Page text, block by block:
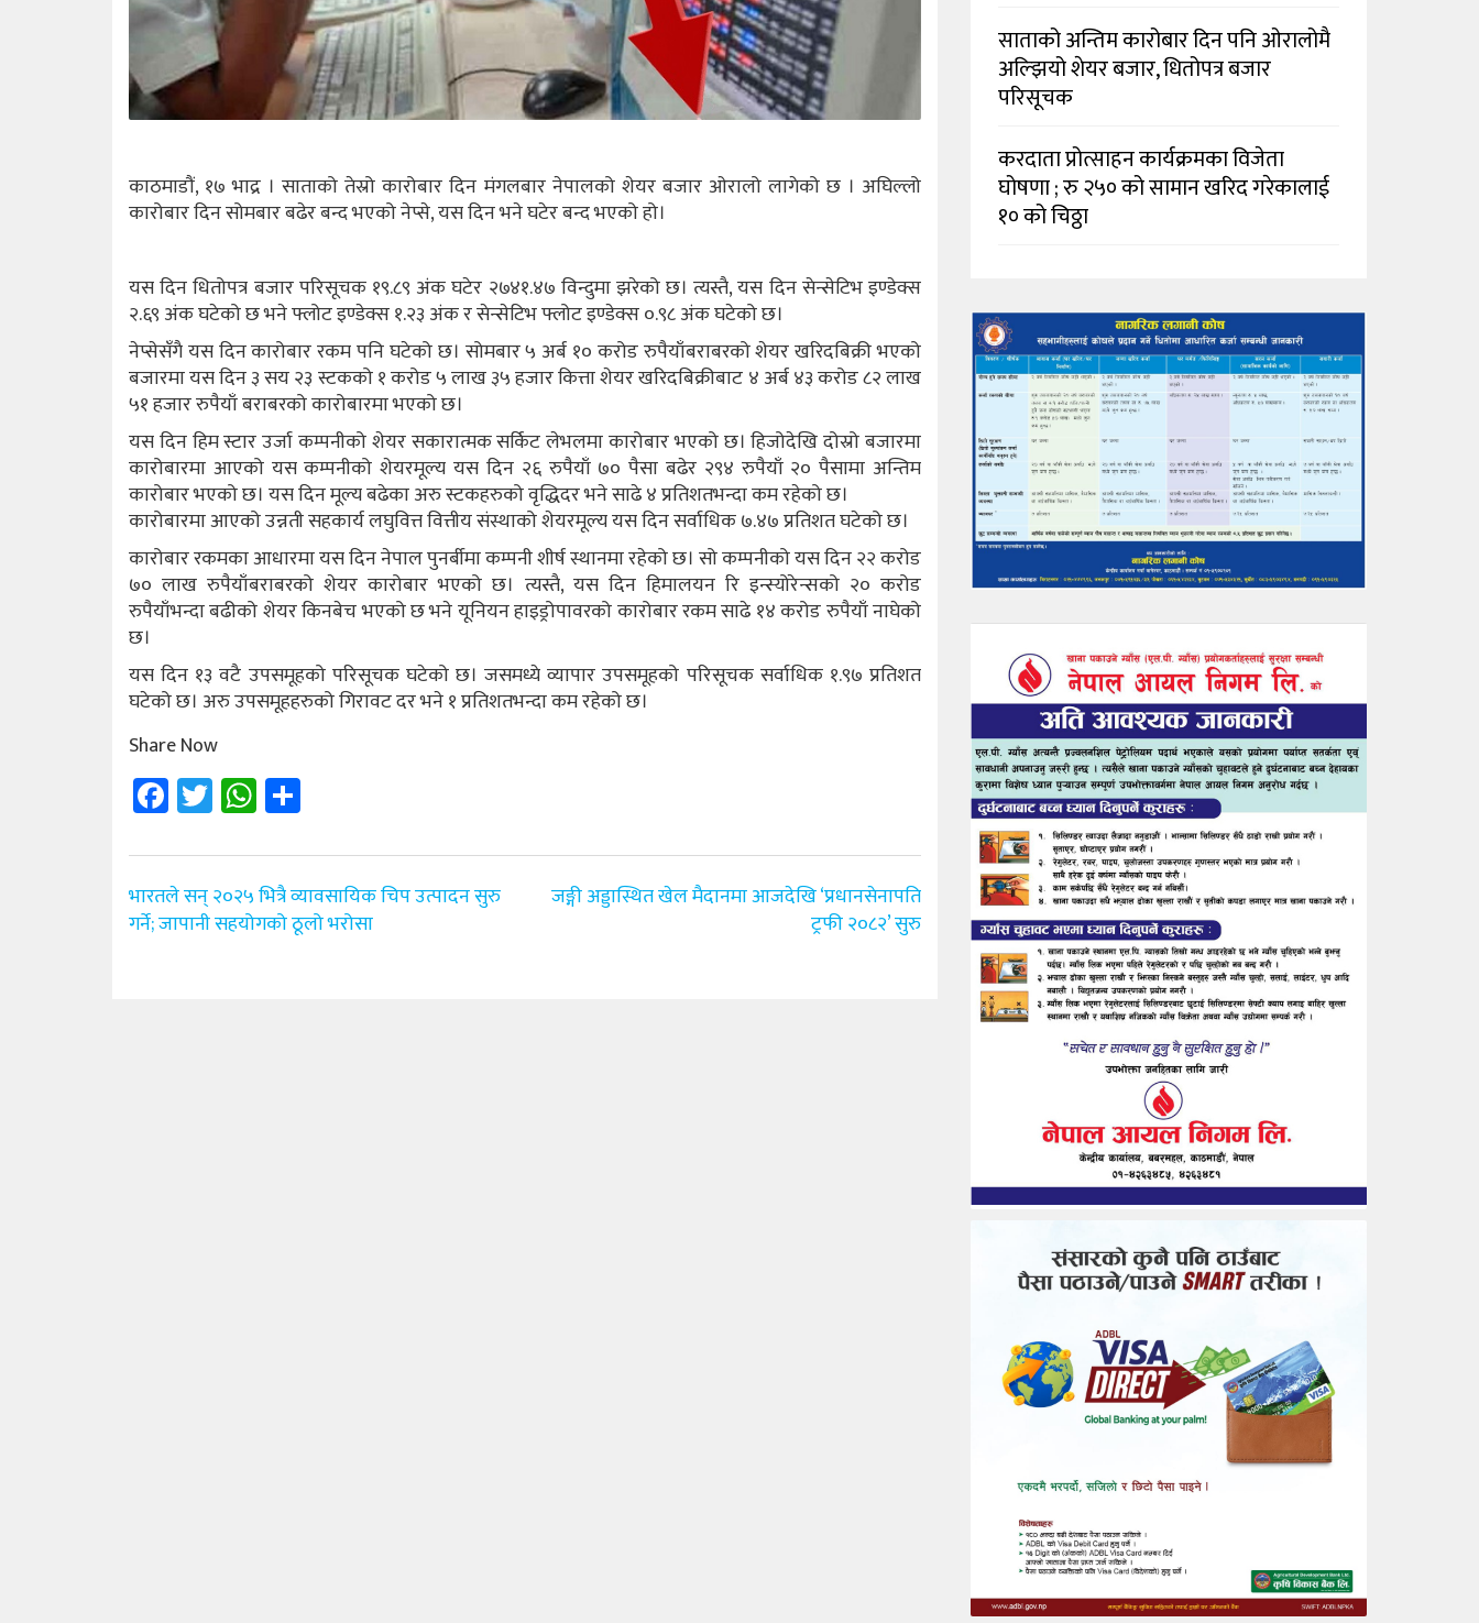
काठमाडौं, १७ भाद्र । साताको तेस्रो कारोबार दिन मंगलबार नेपालको शेयर बजार ओरालो लागेको छ । अघिल्लो
कारोबार दिन सोमबार बढेर बन्द भएको नेप्से, यस दिन भने घटेर बन्द भएको हो।
यस दिन धितोपत्र बजार परिसूचक १९.८९ अंक घटेर २७४१.४७ विन्दुमा झरेको छ। त्यस्तै, यस दिन सेन्सेटिभ इण्डेक्स
२.६९ अंक घटेको छ भने फ्लोट इण्डेक्स १.२३ अंक र सेन्सेटिभ फ्लोट इण्डेक्स ०.९८ अंक घटेको छ।
नेप्सेसँगै यस दिन कारोबार रकम पनि घटेको छ। सोमबार ५ अर्ब १० करोड रुपैयाँबराबरको शेयर खरिदबिक्री भएको
बजारमा यस दिन ३ सय २३ स्टकको १ करोड ५ लाख ३५ हजार कित्ता शेयर खरिदबिक्रीबाट ४ अर्ब ४३ करोड ८२ लाख
५१ हजार रुपैयाँ बराबरको कारोबारमा भएको छ।
यस दिन हिम स्टार उर्जा कम्पनीको शेयर सकारात्मक सर्किट लेभलमा कारोबार भएको छ। हिजोदेखि दोस्रो बजारमा
कारोबारमा आएको यस कम्पनीको शेयरमूल्य यस दिन २६ रुपैयाँ ७० पैसा बढेर २९४ रुपैयाँ २० पैसामा अन्तिम
कारोबार भएको छ। यस दिन मूल्य बढेका अरु स्टकहरुको वृद्धिदर भने साढे ४ प्रतिशतभन्दा कम रहेको छ।
कारोबारमा आएको उन्नती सहकार्य लघुवित्त वित्तीय संस्थाको शेयरमूल्य यस दिन सर्वाधिक ७.४७ प्रतिशत घटेको छ।
कारोबार रकमका आधारमा यस दिन नेपाल पुनर्बीमा कम्पनी शीर्ष स्थानमा रहेको छ। सो कम्पनीको यस दिन २२ करोड
७० लाख रुपैयाँबराबरको शेयर कारोबार भएको छ। त्यस्तै, यस दिन हिमालयन रि इन्स्योरेन्सको २० करोड
रुपैयाँभन्दा बढीको शेयर किनबेच भएको छ भने यूनियन हाइड्रोपावरको कारोबार रकम साढे १४ करोड रुपैयाँ नाघेको
छ।
यस दिन १३ वटै उपसमूहको परिसूचक घटेको छ। जसमध्ये व्यापार उपसमूहको परिसूचक सर्वाधिक १.९७ प्रतिशत
घटेको छ। अरु उपसमूहहरुको गिरावट दर भने १ प्रतिशतभन्दा कम रहेको छ।
Share Now
Facebook
TwitterWhatsApp
Post
navigation
भारतले सन् २०२५ भित्रै व्यावसायिक चिप उत्पादन सुरु
गर्ने; जापानी सहयोगको ठूलो भरोसा
जङ्गी अड्डास्थित खेल मैदानमा आजदेखि ‘प्रधानसेनापति
ट्रफी २०८२’ सुरु
साताको अन्तिम कारोबार दिन पनि ओरालोमै
अल्झियो शेयर बजार, धितोपत्र बजार
परिसूचक
करदाता प्रोत्साहन कार्यक्रमका विजेता
घोषणा ; रु २५० को सामान खरिद गरेकालाई
१० को चिठ्ठा